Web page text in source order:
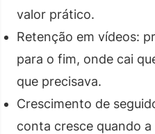
valor prático.
Retenção em vídeos:
para o fim, onde cai
que precisava.
Crescimento de
conta cresce quando